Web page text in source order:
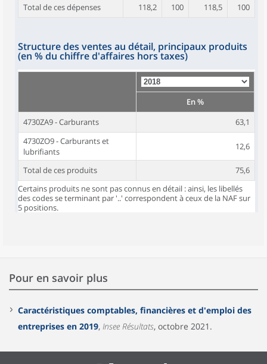
Total de ces dépenses 118,2 100 118,5 100
Structure des ventes au détail, principaux produits
(en % du chiffre d'affaires hors taxes)
En %
4730ZA9 - Carburants
63,1
4730ZO9 - Carburants et
lubrifiants
12,6
Total de ces produits
75,6
Certains produits ne sont pas connus en détail : ainsi, les libellés
des codes se terminant par '..' correspondent à ceux de la NAF sur
5 positions.
Pour en savoir plus
Caractéristiques comptables, financières et d'emploi des
entreprises en 2019, Insee Résultats, octobre 2021.